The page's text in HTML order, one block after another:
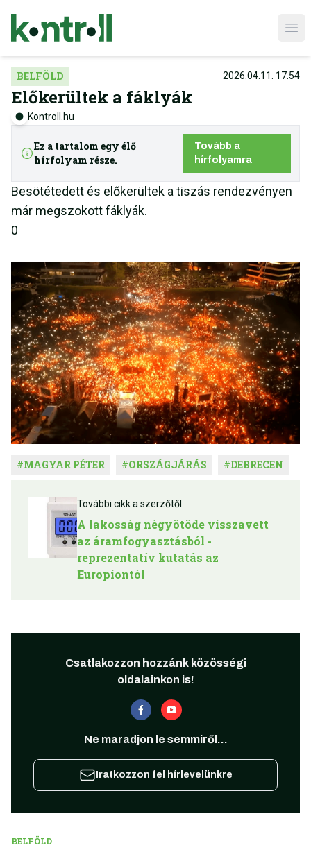
BELFÖLD 2026.04.11. 17:54
Előkerültek a fáklyák
Kontroll.hu
Ez a tartalom egy élő
hírfolyam része.
Tovább a
hírfolyamra
Besötétedett és előkerültek a tiszás rendezvényen
már megszokott fáklyák.
0
#MAGYAR PÉTER #ORSZÁGJÁRÁS #DEBRECEN
További cikk a szerzőtől:
A lakosság négyötöde visszavett
az áramfogyasztásból -
reprezentatív kutatás az
Europiontól
Csatlakozzon hozzánk közösségi
oldalainkon is!
Ne maradjon le semmiről...
Iratkozzon fel hírlevelünkre
BELFÖLD